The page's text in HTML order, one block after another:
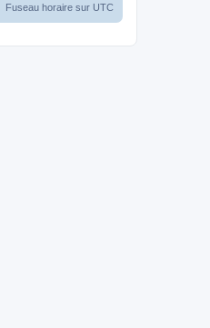
Fuseau horaire sur UTC